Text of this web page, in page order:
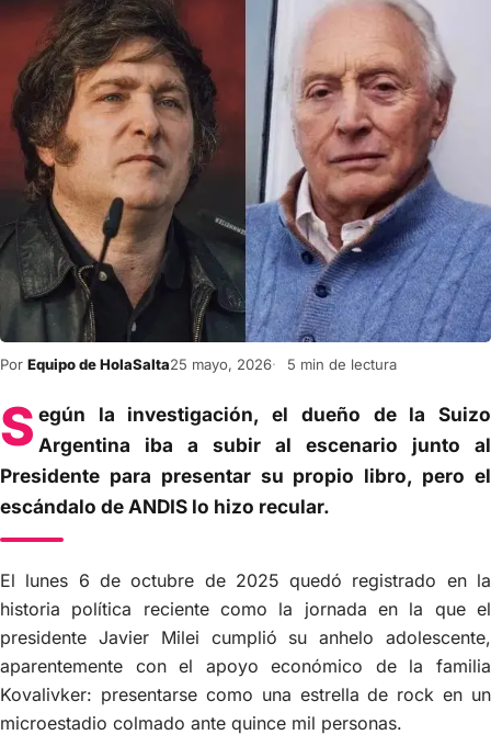
Por Equipo de HolaSalta25 mayo, 2026 5 min de lectura
S egún la investigación, el dueño de la Suizo
Argentina iba a subir al escenario junto al
Presidente para presentar su propio libro, pero el
escándalo de ANDIS lo hizo recular.
El lunes 6 de octubre de 2025 quedó registrado en la
historia política reciente como la jornada en la que el
presidente Javier Milei cumplió su anhelo adolescente,
aparentemente con el apoyo económico de la familia
Kovalivker: presentarse como una estrella de rock en un
microestadio colmado ante quince mil personas.